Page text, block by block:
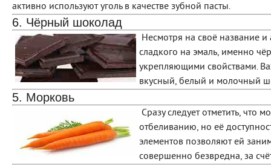
активно используют уголь в качестве зубной пасты.
6. Чёрный шоколад
Несмотря на своё название
сладкого на эмаль, именно
укрепляющими свойствами.
вкусный, белый и молочный
5. Морковь
Сразу следует отметить, что
отбеливанию, но её
элементов позволяют ей
совершенно безвредна, за